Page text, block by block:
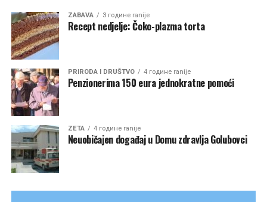
ZABAVA 3 године ranije
Recept nedjelje: Čoko-plazma torta
PRIRODA I DRUŠTVO 4 године ranije
Penzionerima 150 eura jednokratne pomoći
ZETA 4 године ranije
Neuobičajen događaj u Domu zdravlja Golubovci